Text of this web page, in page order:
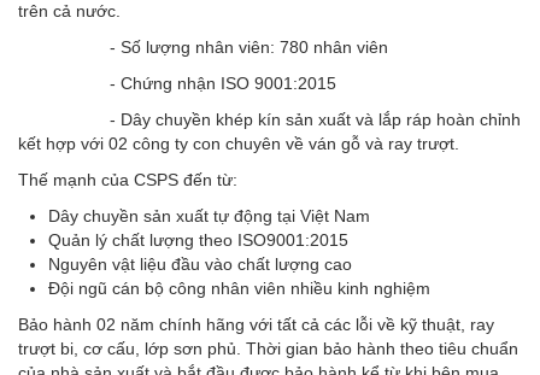
trên cả nước.
- Số lượng nhân viên: 780 nhân viên
- Chứng nhận ISO 9001:2015
- Dây chuyền khép kín sản xuất và lắp ráp hoàn chỉnh
kết hợp với 02 công ty con chuyên về ván gỗ và ray trượt.
Thế mạnh của CSPS đến từ:
Dây chuyền sản xuất tự động tại Việt Nam
Quản lý chất lượng theo ISO9001:2015
Nguyên vật liệu đầu vào chất lượng cao
Đội ngũ cán bộ công nhân viên nhiều kinh nghiệm
Bảo hành 02 năm chính hãng với tất cả các lỗi về kỹ thuật, ray
trượt bi, cơ cấu, lớp sơn phủ. Thời gian bảo hành theo tiêu chuẩn